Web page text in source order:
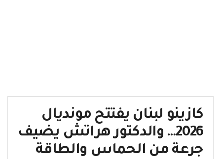
كازينو لبنان يفتتح مونديال
2026… والدكتور هراتش يضيف
جرعة من الحماس والطاقة